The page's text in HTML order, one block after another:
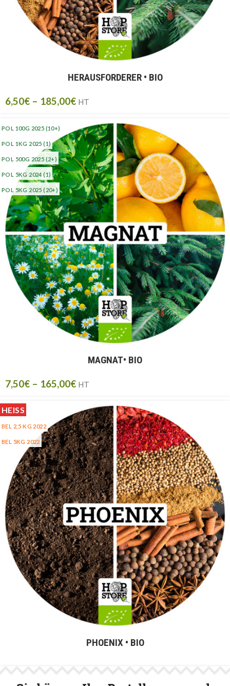
HERAUSFORDERER • BIO
6,50€ – 185,00€ HT
POL 100G 2025 (10+)
POL 1KG 2025(1)
POL 500G 2025 (2+)
POL 5KG 2024(1)
POL 5KG 2025(20+)
MAGNAT• BIO
7,50€ – 165,00€ HT
HEISS
BEL 2,5 KG 2022
BEL 5KG 2022
PHOENIX • BIO